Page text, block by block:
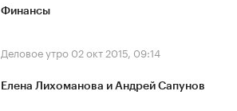
Финансы
Деловое утро 02 окт 2015, 09:14
Елена Лихоманова и Андрей Сапунов